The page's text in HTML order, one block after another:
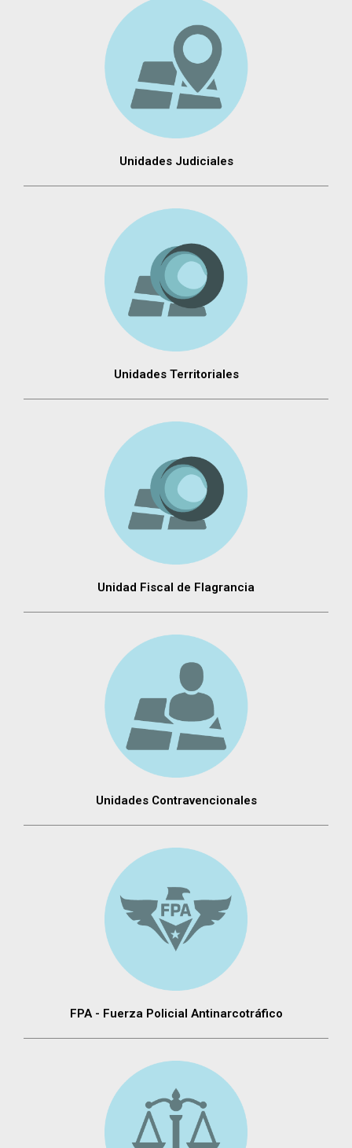
Unidades Judiciales
Unidades Territoriales
Unidad Fiscal de Flagrancia
Unidades Contravencionales
FPA - Fuerza Policial Antinarcotráfico